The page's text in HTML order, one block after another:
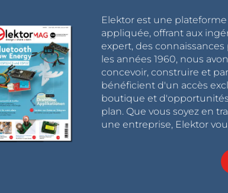
Elektor est une
appliquée, offrant aux
expert, des
les années 1960, nous
concevoir, construire et
bénéficient d'un accès
boutique et
plan. Que vous soyez en
une entreprise, Elektor